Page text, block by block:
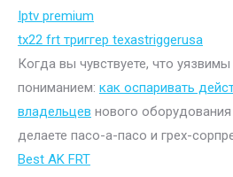
Iptv premium
tx22 frt триггер texastriggerusa
Когда вы чувствуете, что
пониманием: как оспаривать
владельцев нового
делаете пасо-а-пасо и грех-
Best AK FRT